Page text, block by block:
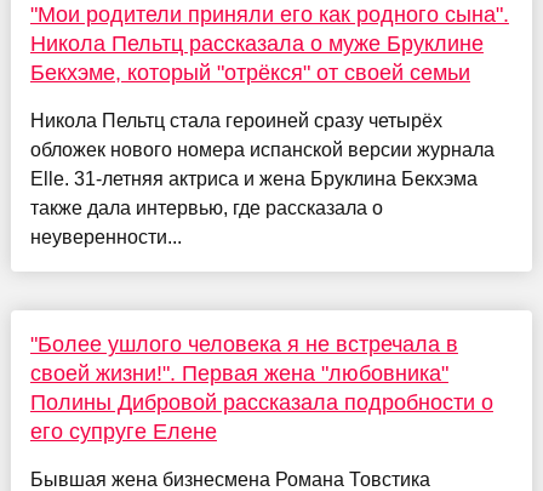
"Мои родители приняли его как родного сына".
Никола Пельтц рассказала о муже Бруклине
Бекхэме, который "отрёкся" от своей семьи
Никола Пельтц стала героиней сразу четырёх
обложек нового номера испанской версии журнала
Elle. 31-летняя актриса и жена Бруклина Бекхэма
также дала интервью, где рассказала о
неуверенности...
"Более ушлого человека я не встречала в
своей жизни!". Первая жена "любовника"
Полины Дибровой рассказала подробности о
его супруге Елене
Бывшая жена бизнесмена Романа Товстика